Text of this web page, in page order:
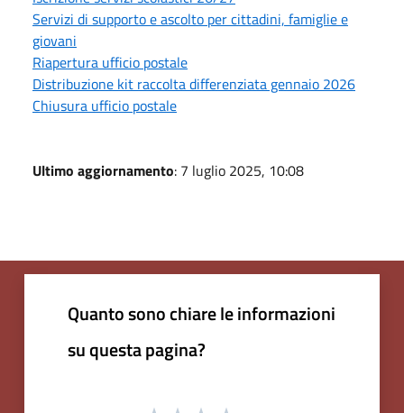
Servizi di supporto e ascolto per cittadini, famiglie e
giovani
Riapertura ufficio postale
Distribuzione kit raccolta differenziata gennaio 2026
Chiusura ufficio postale
Ultimo aggiornamento: 7 luglio 2025, 10:08
Quanto sono chiare le informazioni
su questa pagina?